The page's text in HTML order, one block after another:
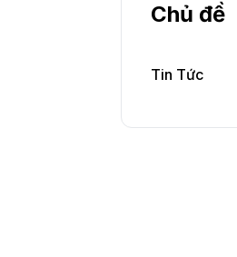
Chủ đề
Tin Tức